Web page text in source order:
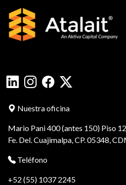
Nuestra oficina
Mario Pani 400 (antes 150) Piso
Fe. Del. Cuajimalpa, CP. 05348,
Teléfono
+52 (55) 1037 2245